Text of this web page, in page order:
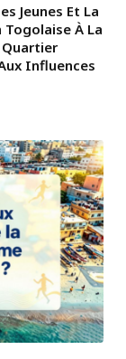
Jeunes Et La
À La
Quartier
Influences